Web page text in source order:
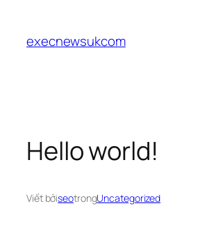
phầnexecnewsukcom
Hello world!
Viết bởiseotrongUncategorized